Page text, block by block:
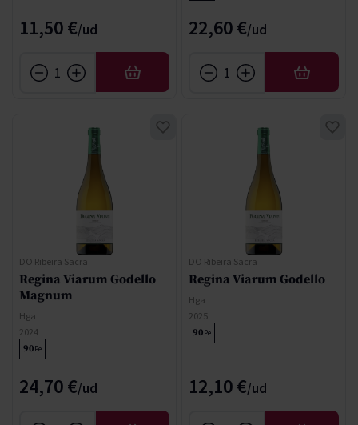
11,50 €
AÑADIR
22,60 €
AÑADIR
DO Ribeira Sacra
Regina Viarum Godello
Magnum
Hga
2024
90Pe
24,70 €
DO Ribeira Sacra
Regina Viarum Godello
Hga
2025
90Pe
12,10 €